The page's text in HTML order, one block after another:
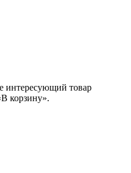
интересующий товар
корзину».